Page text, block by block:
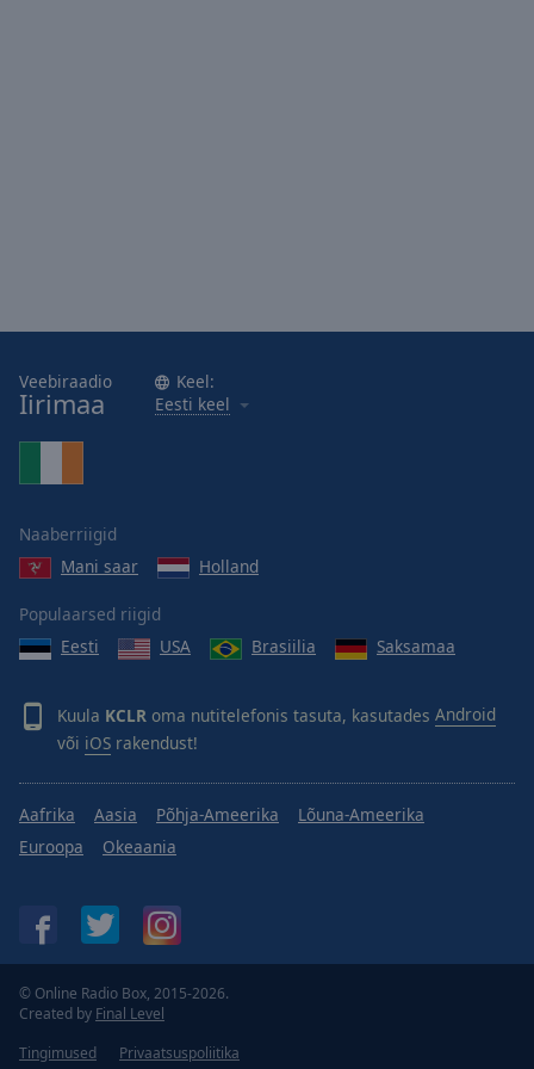
Font
Family
Done
Close
Dialog
End
window.
Veebiraadio
Iirimaa
Keel:
Eesti keel
Naaberriigid
Mani saar
Holland
Populaarsed riigid
Eesti
USA Brasiilia Saksamaa
Kuula KCLR oma nutitelefonis tasuta, kasutades Android
või iOS rakendust!
Aafrika Aasia Põhja-Ameerika
Lõuna-Ameerika
Euroopa
Okeaania
© Online Radio Box, 2015-2026.
Created by Final Level
Tingimused
Privaatsuspoliitika